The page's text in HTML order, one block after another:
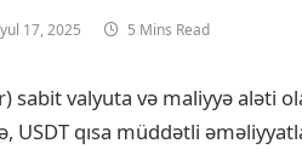
17, 2025 5 Mins Read
sabit valyuta və maliyyə aləti
USDT qısa müddətli